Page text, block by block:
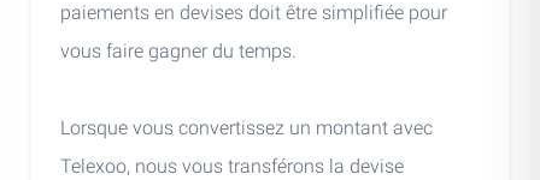
paiements en devises doit être simplifiée pour
vous faire gagner du temps.
Lorsque vous convertissez un montant avec
Telexoo, nous vous transférons la devise